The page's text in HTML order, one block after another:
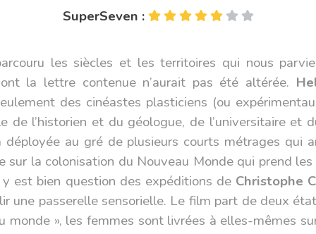
SuperSeven :
les siècles et les territoires qui nous
la lettre contenue n’aurait pas été altérée.
des cinéastes plasticiens (ou
de l’historien et du géologue, de l’universitaire et
au gré de plusieurs courts métrages qui
la colonisation du Nouveau Monde qui prend
est bien question des expéditions de Christophe
une passerelle sensorielle. Le film part de deux
monde », les femmes sont livrées à elles-mêmes